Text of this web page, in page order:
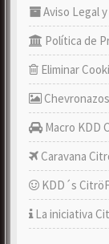
Aviso Legal
Política de
Eliminar
Macro KDD
Caravana
KDD´s
La iniciativa